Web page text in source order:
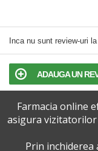
Inca nu sunt review-uri
ADAUGA UN
TERMENI SI
POLITICA DE
Farmacia online
asigura vizitatorilor
Prin inchiderea